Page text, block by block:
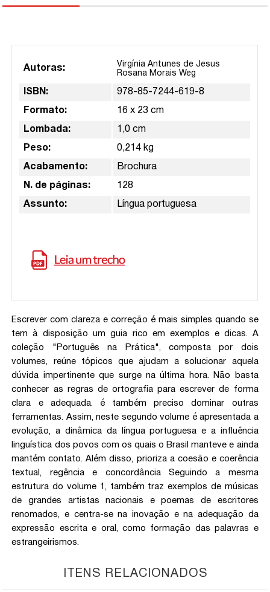
Autoras:
Virgínia Antunes de Jesus
Rosana Morais Weg
ISBN: 978-85-7244-619-8
Formato: 16 x 23 cm
Lombada: 1,0 cm
Peso: 0,214 kg
Acabamento: Brochura
N. de páginas: 128
Assunto: Língua portuguesa
Escrever com clareza e correção é mais simples quando se
tem à disposição um guia rico em exemplos e dicas. A
coleção "Português na Prática", composta por dois
volumes, reúne tópicos que ajudam a solucionar aquela
dúvida impertinente que surge na última hora. Não basta
conhecer as regras de ortografia para escrever de forma
clara e adequada. é também preciso dominar outras
ferramentas. Assim, neste segundo volume é apresentada a
evolução, a dinâmica da língua portuguesa e a influência
linguística dos povos com os quais o Brasil manteve e ainda
mantém contato. Além disso, prioriza a coesão e coerência
textual, regência e concordância Seguindo a mesma
estrutura do volume 1, também traz exemplos de músicas
de grandes artistas nacionais e poemas de escritores
renomados, e centra-se na inovação e na adequação da
expressão escrita e oral, como formação das palavras e
estrangeirismos.
ITENS RELACIONADOS